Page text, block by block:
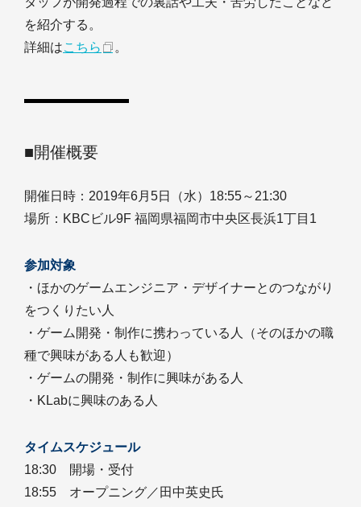
を紹介する。
詳細はこちら 。
■開催概要
開催日時：2019年6月5日（水）18:55～21:30
場所：KBCビル9F 福岡県福岡市中央区長浜1丁目1
参加対象
・ほかのゲームエンジニア・デザイナーとのつながり
をつくりたい人
・ゲーム開発・制作に携わっている人（そのほかの職
種で興味がある人も歓迎）
・ゲームの開発・制作に興味がある人
・KLabに興味のある人
タイムスケジュール
18:30 開場・受付
18:55 オープニング／田中英史氏